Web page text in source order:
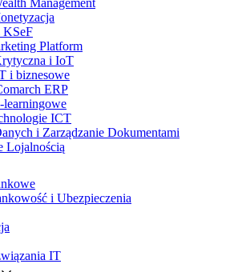
Management
KSeF
Platform
i IoT
i biznesowe
ERP
learningowe
ICT
i Zarządzanie Dokumentami
Lojalnością
i Ubezpieczenia
IT